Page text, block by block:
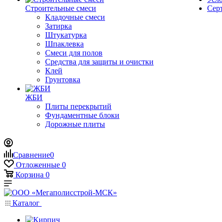
Строительные смеси
Кладочные смеси
Затирка
Штукатурка
Шпаклевка
Смеси для полов
Средства для защиты и очистки
Клей
Грунтовка
ЖБИ
Плиты перекрытий
Фундаментные блоки
Дорожные плиты
Сравнение0
Отложенные 0
Корзина 0
Каталог